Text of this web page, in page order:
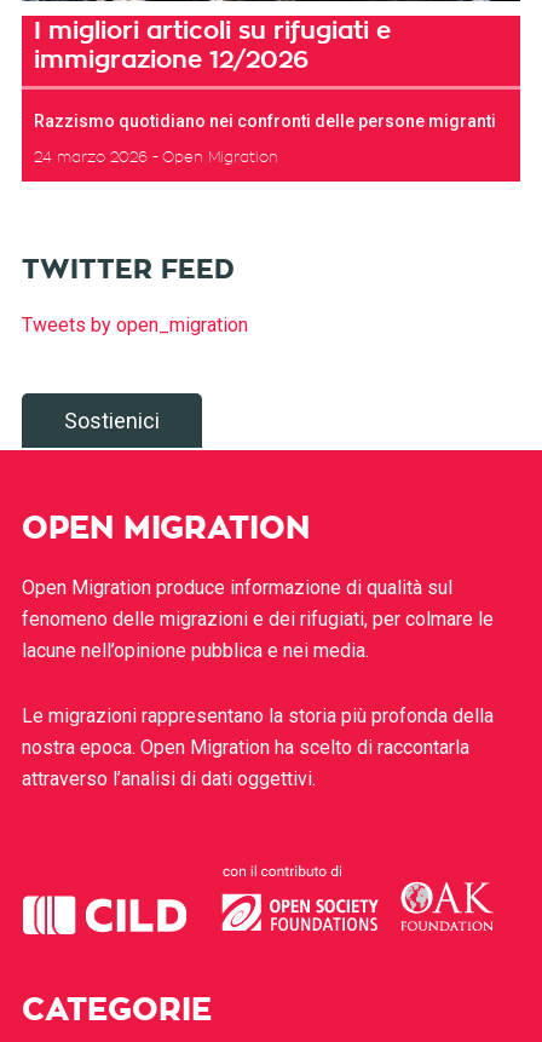
I migliori articoli su rifugiati e
immigrazione 12/2026
Razzismo quotidiano nei confronti delle persone migranti
24 marzo 2026 Open Migration
TWITTER FEED
Tweets by open_migration
Sostienici
OPEN MIGRATION
Open Migration produce informazione di qualità sul
fenomeno delle migrazioni e dei rifugiati, per colmare le
lacune nell’opinione pubblica e nei media.
Le migrazioni rappresentano la storia più profonda della
nostra epoca. Open Migration ha scelto di raccontarla
attraverso l’analisi di dati oggettivi.
CATEGORIE